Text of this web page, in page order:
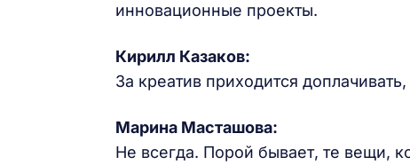
инновационные проекты.
Кирилл Казаков:
За креатив приходится доплачивать,
Марина Масташова:
Не всегда. Порой бывает, те вещи,